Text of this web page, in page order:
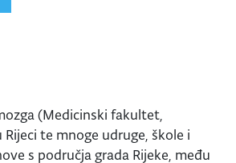
(Medicinski fakultet,
Rijeci te mnoge udruge, škole i
s područja grada Rijeke, među